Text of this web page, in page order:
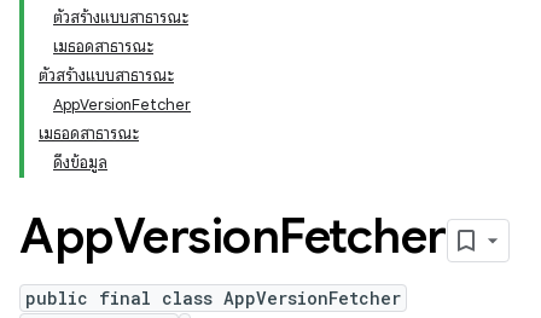
ตัวสร้างแบบสาธารณะ
เมธอดสาธารณะ
ตัวสร้างแบบสาธารณะ
AppVersionFetcher
เมธอดสาธารณะ
ดึงข้อมูล
AppVersionFetcher
public final class AppVersionFetcher